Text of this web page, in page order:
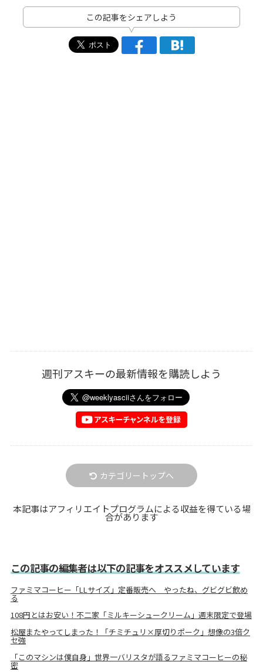
この記事をシェアしよう
週刊アスキーの最新情報を購読しよう
カテゴリートップへ
本記事はアフィリエイトプログラムによる収益を得ている場
合があります
この記事の編集者は以下の記事をオススメしています
ファミマコーヒー「LLサイズ」定番販売へ やったね、グビグビ飲め
る
108円とはお安い！不二家「ミルキーシュークリーム」週末限定で登場
松屋またやってしまった！「チミチュリ×厚切りポーク」想像の3倍ク
セ強
「このマシンは僕自身」世界一バリスタが語るファミマコーヒーの秘
密